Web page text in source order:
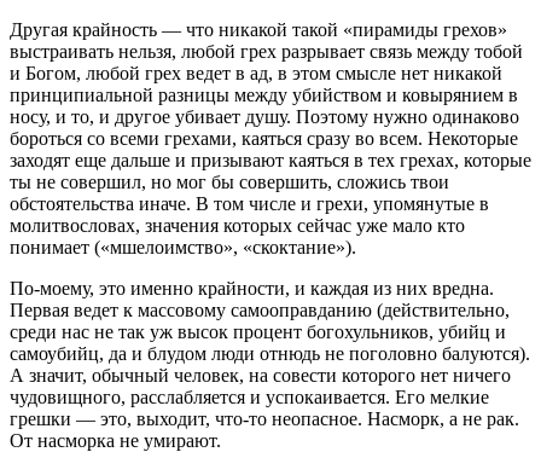
Другая крайность — что никакой такой «пирамиды грехов»
выстраивать нельзя, любой грех разрывает связь между тобой
и Богом, любой грех ведет в ад, в этом смысле нет никакой
принципиальной разницы между убийством и ковырянием в
носу, и то, и другое убивает душу. Поэтому нужно одинаково
бороться со всеми грехами, каяться сразу во всем. Некоторые
заходят еще дальше и призывают каяться в тех грехах, которые
ты не совершил, но мог бы совершить, сложись твои
обстоятельства иначе. В том числе и грехи, упомянутые в
молитвословах, значения которых сейчас уже мало кто
понимает («мшелоимство», «скоктание»).
По-моему, это именно крайности, и каждая из них вредна.
Первая ведет к массовому самооправданию (действительно,
среди нас не так уж высок процент богохульников, убийц и
самоубийц, да и блудом люди отнюдь не поголовно балуются).
А значит, обычный человек, на совести которого нет ничего
чудовищного, расслабляется и успокаивается. Его мелкие
грешки — это, выходит, что-то неопасное. Насморк, а не рак.
От насморка не умирают.